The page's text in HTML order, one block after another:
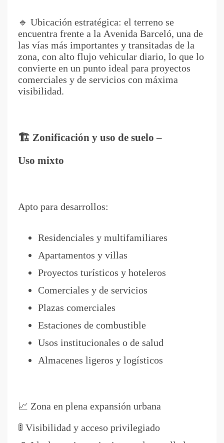
🔹 Ubicación estratégica: el terreno se
encuentra frente a la Avenida Barceló, una de
las vías más importantes y transitadas de la
zona, con alto flujo vehicular diario, lo que lo
convierte en un punto ideal para proyectos
comerciales y de servicios con máxima
visibilidad.
🏗️ Zonificación y uso de suelo –
Uso mixto
Apto para desarrollos:
Residenciales y multifamiliares
Apartamentos y villas
Proyectos turísticos y hoteleros
Comerciales y de servicios
Plazas comerciales
Estaciones de combustible
Usos institucionales o de salud
Almacenes ligeros y logísticos
📈 Zona en plena expansión urbana
🚦 Visibilidad y acceso privilegiado